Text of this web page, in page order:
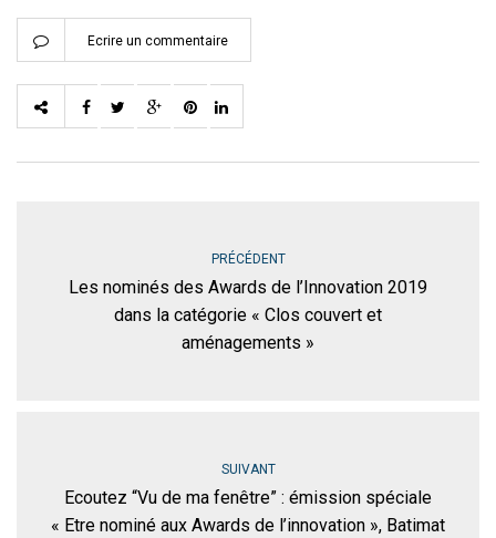
Ecrire un commentaire
PRÉCÉDENT
Les nominés des Awards de l’Innovation 2019
dans la catégorie « Clos couvert et
aménagements »
SUIVANT
Ecoutez “Vu de ma fenêtre” : émission spéciale
« Etre nominé aux Awards de l’innovation », Batimat